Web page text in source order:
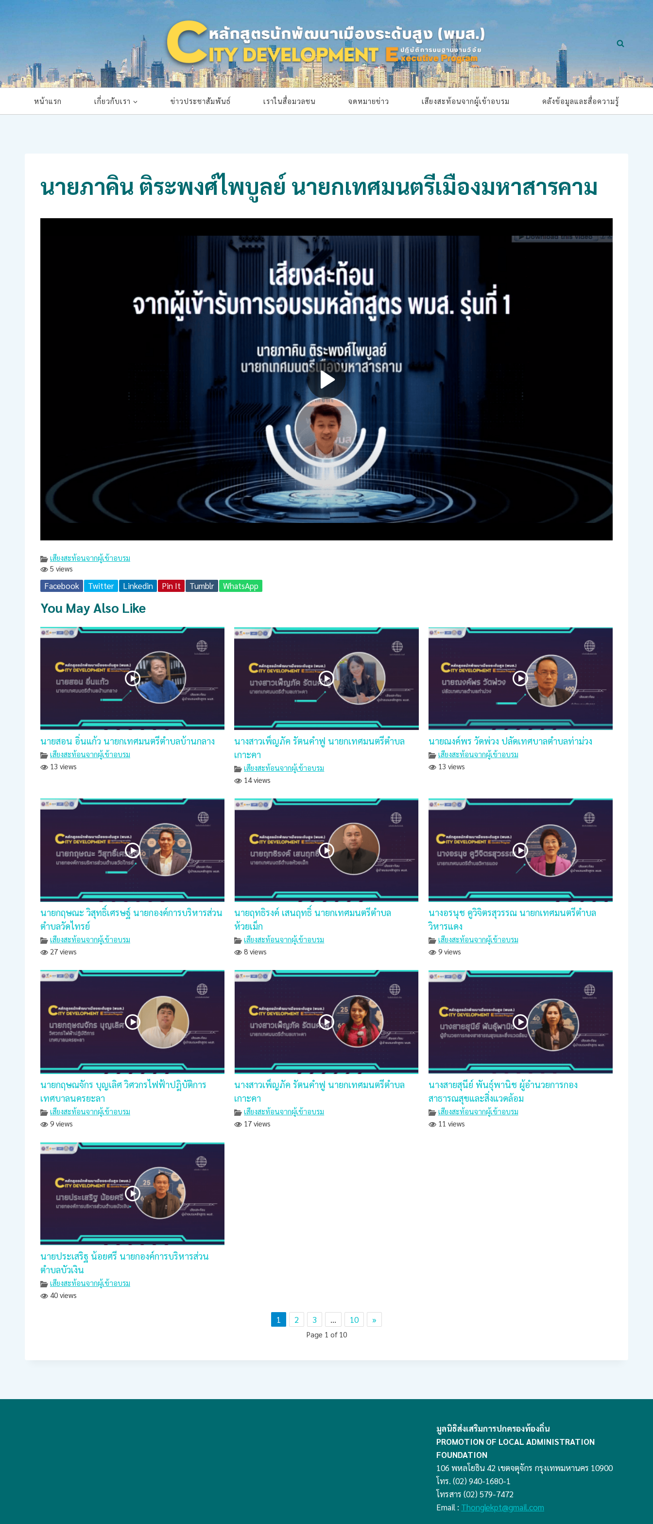
หน้าแรก เกี่ยวกับเรา ข่าวประชาสัมพันธ์ เราในสื่อมวลชน จดหมายข่าว เสียงสะท้อนจากผู้เข้าอบรม คลังข้อมูลและสื่อความรู้
นายภาคิน ติระพงศ์ไพบูลย์ นายกเทศมนตรีเมืองมหาสารคาม
เสียงสะท้อนจากผู้เข้าอบรม
5 views
Facebook Twitter Linkedin Pin It Tumblr WhatsApp
You May Also Like
นายสอน อิ่นแก้ว นายกเทศมนตรีตำบลบ้านกลาง
เสียงสะท้อนจากผู้เข้าอบรม
13 views
นางสาวเพ็ญภัค รัตนคำฟู นายกเทศมนตรีตำบล
เกาะคา
เสียงสะท้อนจากผู้เข้าอบรม
14 views
นายณงค์พร วัดพ่วง ปลัดเทศบาลตำบลท่าม่วง
เสียงสะท้อนจากผู้เข้าอบรม
13 views
นายกฤษณะ วิสุทธิ์เศรษฐ์ นายกองค์การบริหารส่วน
ตำบลวัดไทรย์
เสียงสะท้อนจากผู้เข้าอบรม
27 views
นายฤทธิรงค์ เสนฤทธิ์ นายกเทศมนตรีตำบล
ห้วยเม็ก
เสียงสะท้อนจากผู้เข้าอบรม
8 views
นางอรนุช คูวิจิตรสุวรรณ นายกเทศมนตรีตำบล
วิหารแดง
เสียงสะท้อนจากผู้เข้าอบรม
9 views
นายกฤษณจักร บุญเลิศ วิศวกรไฟฟ้าปฎิบัติการ
เทศบาลนครยะลา
เสียงสะท้อนจากผู้เข้าอบรม
9 views
นางสาวเพ็ญภัค รัตนคำฟู นายกเทศมนตรีตำบล
เกาะคา
เสียงสะท้อนจากผู้เข้าอบรม
17 views
นางสายสุนีย์ พันธุ์พานิช ผู้อำนวยการกอง
สาธารณสุขและสิ่งแวดล้อม
เสียงสะท้อนจากผู้เข้าอบรม
11 views
นายประเสริฐ น้อยศรี นายกองค์การบริหารส่วน
ตำบลบัวเงิน
เสียงสะท้อนจากผู้เข้าอบรม
40 views
1 2 3 … 10 »
Page 1 of 10
มูลนิธิส่งเสริมการปกครองท้องถิ่น
PROMOTION OF LOCAL ADMINISTRATION
FOUNDATION
106 พหลโยธิน 42 เขตจตุจักร กรุงเทพมหานคร 10900
โทร. (02) 940-1680-1
โทรสาร (02) 579-7472
Email : Thonglekpt@gmail.com